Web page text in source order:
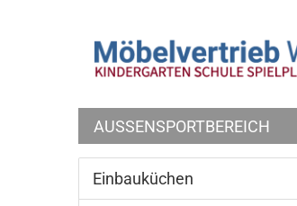
AUSSENSPORTBEREICH
Einbauküchen